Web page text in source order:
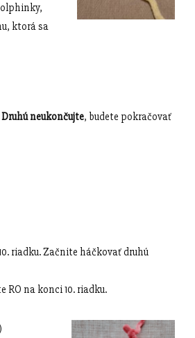
ktorá sa
Druhú neukončujte, budete pokračovať
riadku. Začnite háčkovať druhú
RO na konci 10. riadku.